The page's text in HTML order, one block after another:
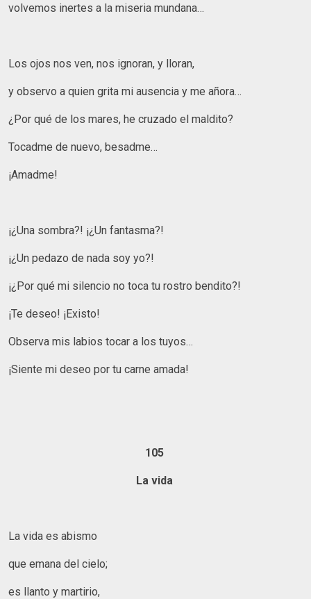
volvemos inertes a la miseria mundana…
Los ojos nos ven, nos ignoran, y lloran,
y observo a quien grita mi ausencia y me añora…
¿Por qué de los mares, he cruzado el maldito?
Tocadme de nuevo, besadme…
¡Amadme!
¡¿Una sombra?! ¡¿Un fantasma?!
¡¿Un pedazo de nada soy yo?!
¡¿Por qué mi silencio no toca tu rostro bendito?!
¡Te deseo! ¡Existo!
Observa mis labios tocar a los tuyos…
¡Siente mi deseo por tu carne amada!
105
La vida
La vida es abismo
que emana del cielo;
es llanto y martirio,